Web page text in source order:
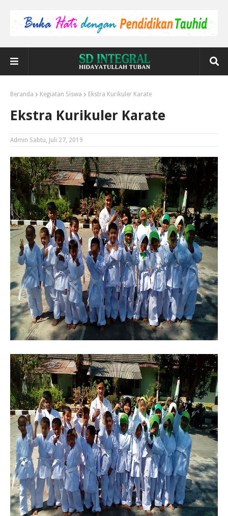
Beranda Kegiatan Siswa Ekstra Kurikuler Karate
Ekstra Kurikuler Karate
Admin Sabtu, Juli 27, 2019